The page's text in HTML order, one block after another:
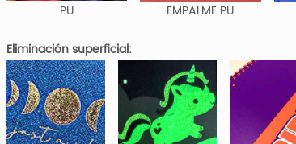
PU EMPALME PU
Eliminación superficial: